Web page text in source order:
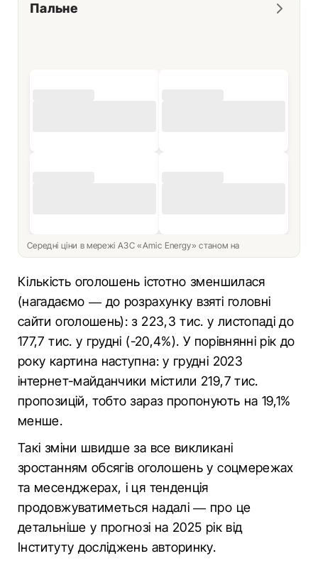
Пальне
Середні ціни в мережі АЗС «Amic Energy» станом на
Кількість оголошень істотно зменшилася
(нагадаємо — до розрахунку взяті головні
сайти оголошень): з 223,3 тис. у листопаді до
177,7 тис. у грудні (-20,4%). У порівнянні рік до
року картина наступна: у грудні 2023
інтернет-майданчики містили 219,7 тис.
пропозицій, тобто зараз пропонують на 19,1%
менше.
Такі зміни швидше за все викликані
зростанням обсягів оголошень у соцмережах
та месенджерах, і ця тенденція
продовжуватиметься надалі — про це
детальніше у прогнозі на 2025 рік від
Інституту досліджень авторинку.